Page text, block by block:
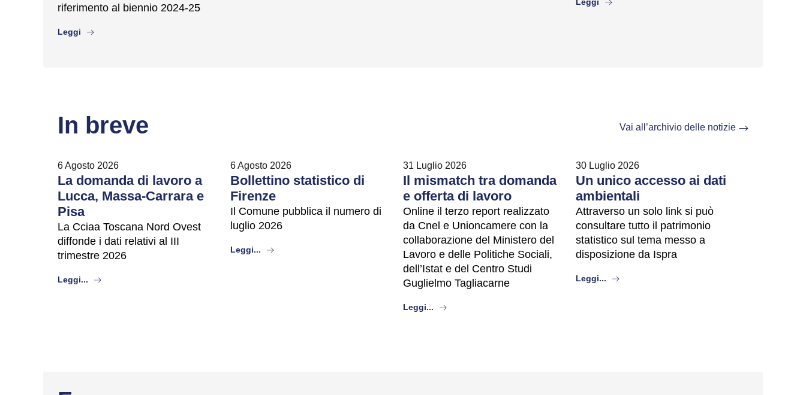
riferimento al biennio 2024-25
Leggi about
In breve Vai all’archivio delle notizie
6 Agosto 2026
La domanda di lavoro a
Lucca, Massa-Carrara e
Pisa
La Cciaa Toscana Nord Ovest
diffonde i dati relativi al III
trimestre 2026
Leggi... about
6 Agosto 2026
Bollettino statistico di
Firenze
Il Comune pubblica il numero di
luglio 2026
Leggi... about
31 Luglio 2026
Il mismatch tra domanda
e offerta di lavoro
Online il terzo report realizzato
da Cnel e Unioncamere con la
collaborazione del Ministero del
Lavoro e delle Politiche Sociali,
dell’Istat e del Centro Studi
Guglielmo Tagliacarne
Leggi... about
30 Luglio 2026
Un unico accesso ai dati
ambientali
Attraverso un solo link si può
consultare tutto il patrimonio
statistico sul tema messo a
disposizione da Ispra
Leggi... about